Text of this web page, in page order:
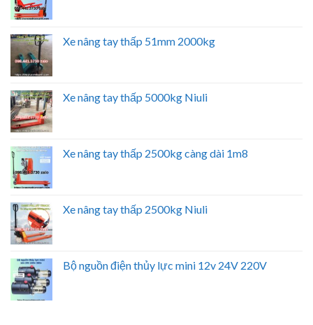
Xe nâng tay thấp 51mm 2000kg
Xe nâng tay thấp 5000kg Niuli
Xe nâng tay thấp 2500kg càng dài 1m8
Xe nâng tay thấp 2500kg Niuli
Bộ nguồn điện thủy lực mini 12v 24V 220V